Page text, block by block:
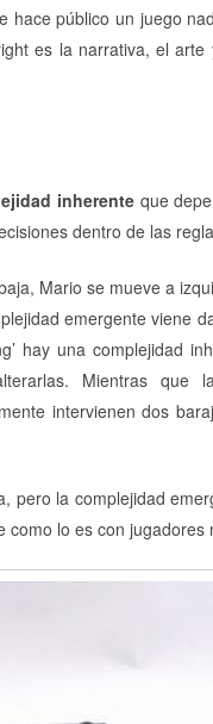
hace público un juego
es la narrativa, el
inherenteque
dentro de las
Mario se mueve a
emergente viene
hay una complejidad
Mientras que
intervienen dos
pero la complejidad
lo es con jugadores